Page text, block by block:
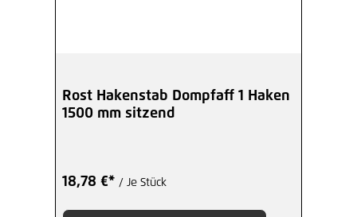
Rost Hakenstab Dompfaff 1 Haken
1500 mm sitzend
18,78 €* / Je Stück